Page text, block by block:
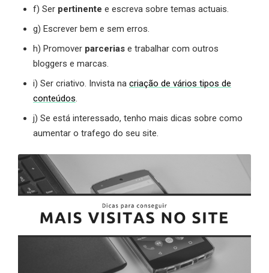
f) Ser pertinente e escreva sobre temas actuais.
g) Escrever bem e sem erros.
h) Promover parcerias e trabalhar com outros
bloggers e marcas.
i) Ser criativo. Invista na criação de vários tipos de
conteúdos.
j) Se está interessado, tenho mais dicas sobre como
aumentar o trafego do seu site.